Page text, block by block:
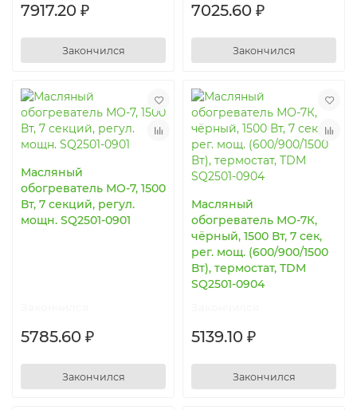
7917.20 ₽
Закончился
7025.60 ₽
Закончился
Масляный
обогреватель МО-7, 1500
Вт, 7 секций, регул.
мощн. SQ2501-0901
5785.60 ₽
Закончился
Масляный
обогреватель МО-7К,
чёрный, 1500 Вт, 7 сек,
рег. мощ. (600/900/1500
Вт), термостат, TDM
SQ2501-0904
5139.10 ₽
Закончился